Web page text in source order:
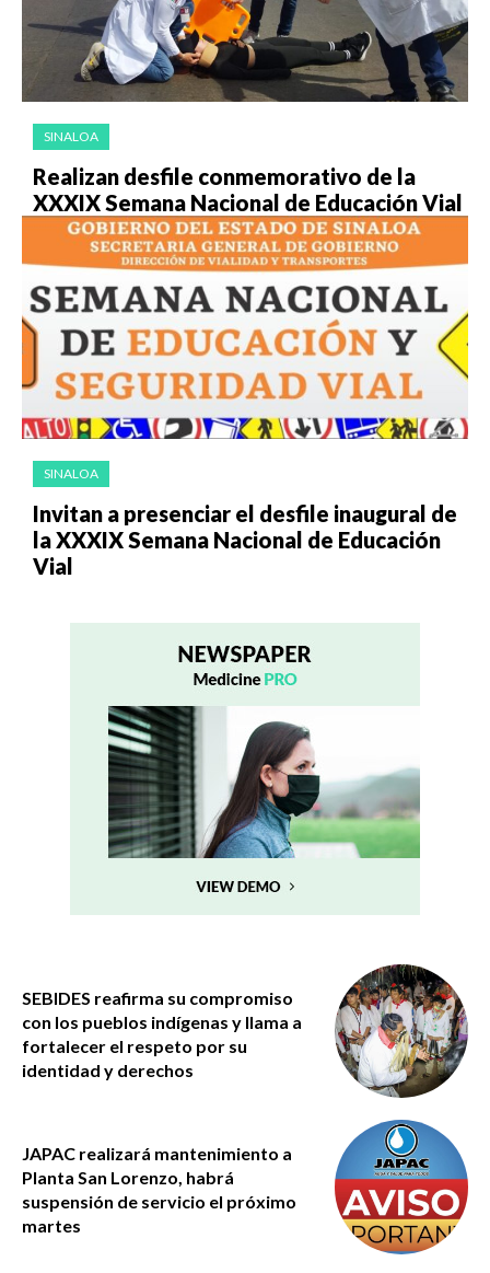
SINALOA
Realizan desfile conmemorativo de la
XXXIX Semana Nacional de Educación Vial
SINALOA
Invitan a presenciar el desfile inaugural de
la XXXIX Semana Nacional de Educación
Vial
SEBIDES reafirma su compromiso
con los pueblos indígenas y llama a
fortalecer el respeto por su
identidad y derechos
JAPAC realizará mantenimiento a
Planta San Lorenzo, habrá
suspensión de servicio el próximo
martes